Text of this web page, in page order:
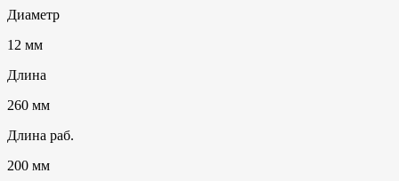
Диаметр
12 мм
Длина
260 мм
Длина раб.
200 мм